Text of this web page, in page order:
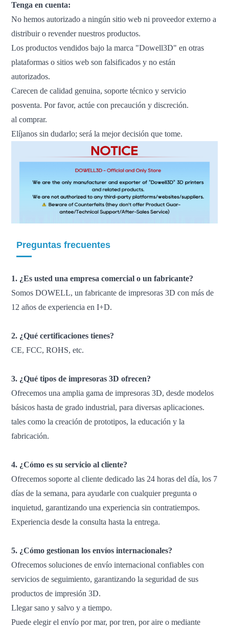
Tenga en cuenta:
No hemos autorizado a ningún sitio web ni proveedor externo a
distribuir o revender nuestros productos.
Los productos vendidos bajo la marca "Dowell3D" en otras
plataformas o sitios web son falsificados y no están
autorizados.
Carecen de calidad genuina, soporte técnico y servicio
posventa. Por favor, actúe con precaución y discreción.
al comprar.
Elíjanos sin dudarlo; será la mejor decisión que tome.
Preguntas frecuentes
1. ¿Es usted una empresa comercial o un fabricante?
Somos DOWELL, un fabricante de impresoras 3D con más de
12 años de experiencia en I+D.
2. ¿Qué certificaciones tienes?
CE, FCC, ROHS, etc.
3. ¿Qué tipos de impresoras 3D ofrecen?
Ofrecemos una amplia gama de impresoras 3D, desde modelos
básicos hasta de grado industrial, para diversas aplicaciones.
tales como la creación de prototipos, la educación y la
fabricación.
4. ¿Cómo es su servicio al cliente?
Ofrecemos soporte al cliente dedicado las 24 horas del día, los 7
días de la semana, para ayudarle con cualquier pregunta o
inquietud, garantizando una experiencia sin contratiempos.
Experiencia desde la consulta hasta la entrega.
5. ¿Cómo gestionan los envíos internacionales?
Ofrecemos soluciones de envío internacional confiables con
servicios de seguimiento, garantizando la seguridad de sus
productos de impresión 3D.
Llegar sano y salvo y a tiempo.
Puede elegir el envío por mar, por tren, por aire o mediante